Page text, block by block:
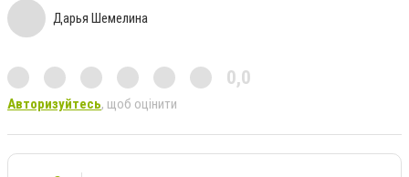
Дарья Шемелина
0,0
Авторизуйтесь, щоб оцінити